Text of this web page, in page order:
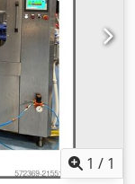
1 / 1